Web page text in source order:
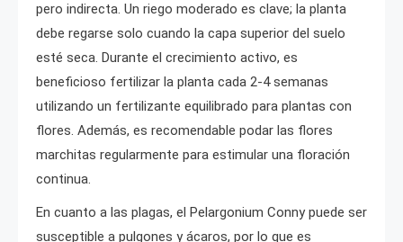
pero indirecta. Un riego moderado es clave; la planta
debe regarse solo cuando la capa superior del suelo
esté seca. Durante el crecimiento activo, es
beneficioso fertilizar la planta cada 2-4 semanas
utilizando un fertilizante equilibrado para plantas con
flores. Además, es recomendable podar las flores
marchitas regularmente para estimular una floración
continua.
En cuanto a las plagas, el Pelargonium Conny puede ser
susceptible a pulgones y ácaros, por lo que es